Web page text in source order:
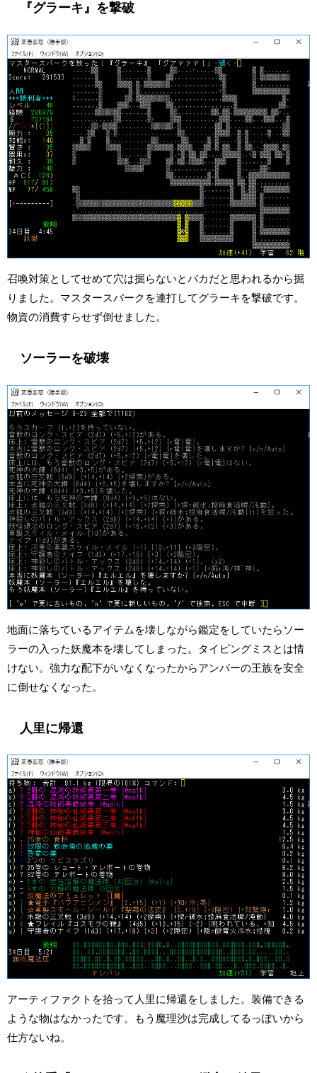
『グラーキ』を撃破
召喚対策としてせめて穴は掘らないとバカだと思われるから掘
りました。マスタースパークを連打してグラーキを撃破です。
物資の消費すらせず倒せました。
ソーラーを破壊
地面に落ちているアイテムを壊しながら鑑定をしていたらソー
ラーの入った妖魔本を壊してしまった。タイピングミスとは情
けない。強力な配下がいなくなったからアンバーの王族を安全
に倒せなくなった。
人里に帰還
アーティファクトを拾って人里に帰還をしました。装備できる
ような物はなかったです。もう魔理沙は完成してるっぽいから
仕方ないね。